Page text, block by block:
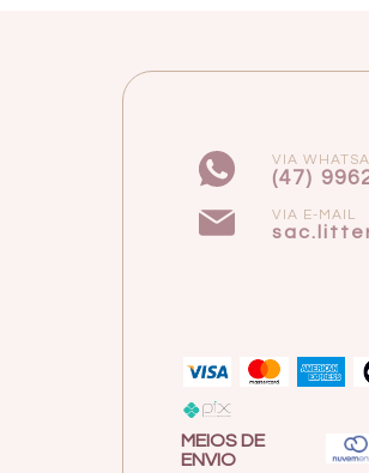
VIA
(47)
VIA E-MAIL
MEIOS DE
ENVIO